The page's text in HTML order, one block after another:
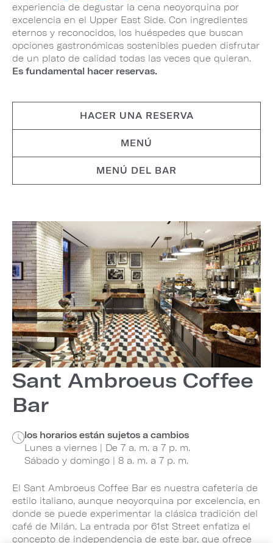
experiencia de degustar la cena neoyorquina por
excelencia en el Upper East Side. Con ingredientes
eternos y reconocidos, los huéspedes que buscan
opciones gastronómicas sostenibles pueden disfrutar
de un plato de calidad todas las veces que quieran.
Es fundamental hacer reservas.
HACER UNA RESERVA
MENÚ
MENÚ DEL BAR
Sant Ambroeus Coffee
Bar
los horarios están sujetos a cambios
Lunes a viernes | De 7 a. m. a 7 p. m.
Sábado y domingo | 8 a. m. a 7 p. m.
El Sant Ambroeus Coffee Bar es nuestra cafetería de
estilo italiano, aunque neoyorquina por excelencia, en
donde se puede experimentar la clásica tradición del
café de Milán. La entrada por 61st Street enfatiza el
concepto de independencia de este bar, que ofrece